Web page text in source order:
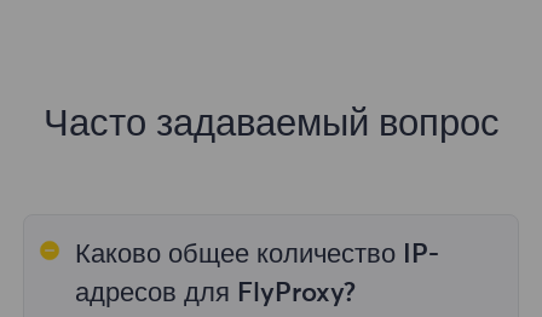
Часто задаваемый вопрос
Каково общее количество IP-
адресов для FlyProxy?